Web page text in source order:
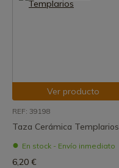
Ver producto
REF: 39198
Taza Cerámica Templarios
En stock - Envío inmediato
6,20 €